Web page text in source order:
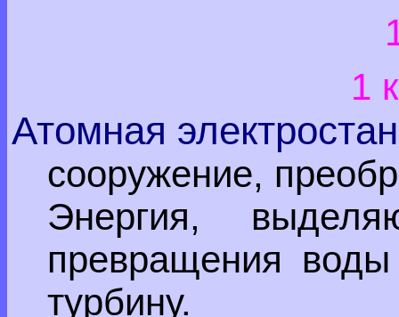
1
Атомная
сооружение,
Энергия,
превращения
турбину.